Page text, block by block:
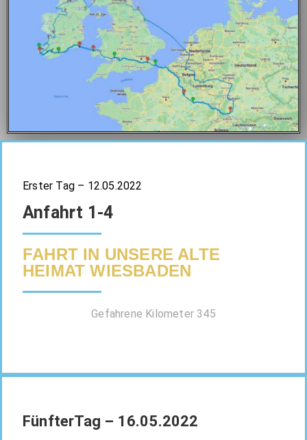
Erster Tag – 12.05.2022
Anfahrt 1-4
FAHRT IN UNSERE ALTE
HEIMAT WIESBADEN
Gefahrene Kilometer 345
FünfterTag – 16.05.2022